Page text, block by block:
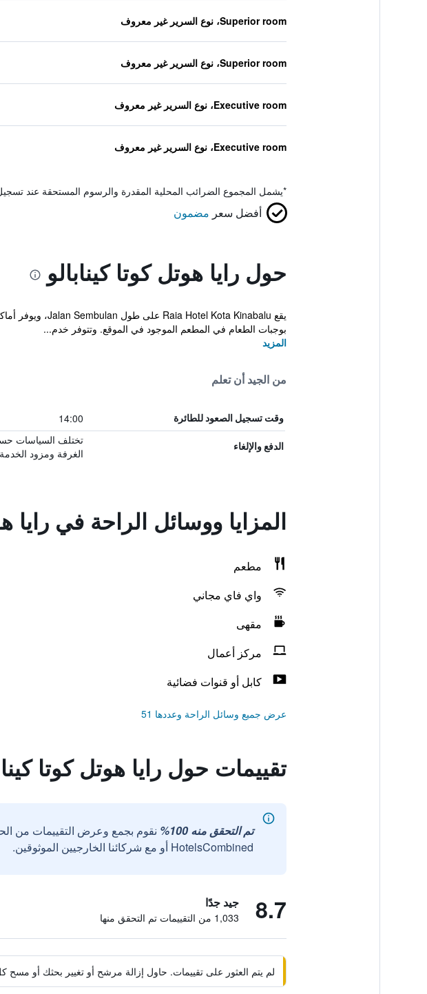
Superior room، نوع السرير غير معروف
Superior room، نوع السرير غير معروف
Executive room، نوع السرير غير معروف
Executive room، نوع السرير غير معروف
*يشمل المجموع الضرائب المحلية المقدرة والرسوم المستحقة عند
أفضل سعر مضمون
حول رايا هوتل كوتا كينابالو
بوجبات الطعام في المطعم الموجود في الموقع. وتتوفر خدم...
المزيد
من الجيد أن تعلم
وقت تسجيل الصعود للطائرة 14:00
الدفع والإلغاء
تختلف السياسات
الغرفة ومزود
المزايا ووسائل الراحة في رايا
مطعم
واي فاي مجاني
مقهى
مركز أعمال
كابل أو قنوات فضائية
عرض جميع وسائل الراحة وعددها 51
تقييمات حول رايا هوتل كوتا
تم التحقق منه 100%
نقوم بجمع وعرض التقييمات من
HotelsCombined أو مع شركائنا الخارجيين الموثوقين.
8.7 جيد جدًا
1,033 من التقييمات تم التحقق منها
لم يتم العثور على تقييمات. حاول إزالة مرشح أو تغيير بحثك أو